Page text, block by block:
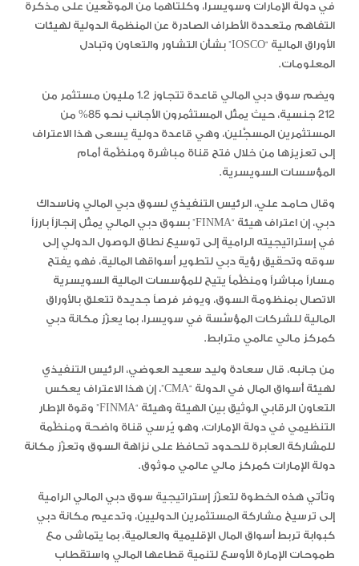
في دولة الإمارات وسويسرا، وكلتاهما من الموقّعين على مذكرة
التفاهم متعددة الأطراف الصادرة عن المنظمة الدولية لهيئات
الأوراق المالية “IOSCO” بشأن التشاور والتعاون وتبادل
المعلومات.
ويضم سوق دبي المالي قاعدة تتجاوز 1.2 مليون مستثمر من
212 جنسية، حيث يمثّل المستثمرون الأجانب نحو 85% من
المستثمرين المسجَّلين، وهي قاعدة دولية يسعى هذا الاعتراف
إلى تعزيزها من خلال فتح قناة مباشرة ومنظَّمة أمام
المؤسسات السويسرية.
وقال حامد علي، الرئيس التنفيذي لسوق دبي المالي وناسداك
دبي، إن اعتراف هيئة “FINMA” بسوق دبي المالي يمثّل إنجازاً بارزاً
في إستراتيجيته الرامية إلى توسيع نطاق الوصول الدولي إلى
سوقه وتحقيق رؤية دبي لتطوير أسواقها المالية، فهو يفتح
مساراً مباشراً ومنظَّماً يتيح للمؤسسات المالية السويسرية
الاتصال بمنظومة السوق، ويوفر فرصاً جديدة تتعلق بالأوراق
المالية للشركات المؤسَّسة في سويسرا، بما يعزّز مكانة دبي
كمركز مالي عالمي مترابط.
من جانبه، قال سعادة وليد سعيد العوضي، الرئيس التنفيذي
لهيئة أسواق المال في الدولة “CMA”، إن هذا الاعتراف يعكس
التعاون الرقابي الوثيق بين الهيئة وهيئة “FINMA” وقوة الإطار
التنظيمي في دولة الإمارات، وهو يُرسي قناة واضحة ومنظَّمة
للمشاركة العابرة للحدود تحافظ على نزاهة السوق وتعزّز مكانة
دولة الإمارات كمركز مالي عالمي موثوق.
وتأتي هذه الخطوة لتعزّز إستراتيجية سوق دبي المالي الرامية
إلى ترسيخ مشاركة المستثمرين الدوليين، وتدعيم مكانة دبي
كبوابة تربط أسواق المال الإقليمية والعالمية، بما يتماشى مع
طموحات الإمارة الأوسع لتنمية قطاعها المالي واستقطاب